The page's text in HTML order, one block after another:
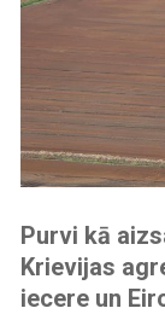
Purvi kā
Krievijas
iecere un